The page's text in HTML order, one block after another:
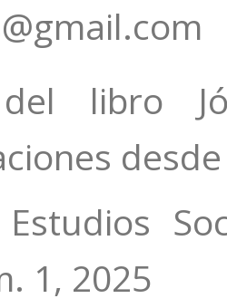
del libro
Estudios
1, 2025